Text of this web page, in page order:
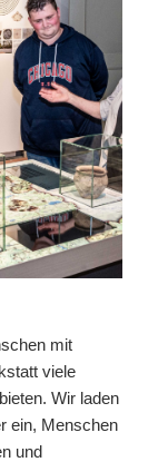
mit
viele
Wir laden
ein, Menschen
und